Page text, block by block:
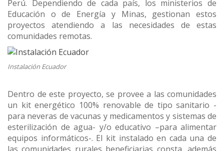
Perú. Dependiendo de cada país, los ministerios de
Educación o de Energía y Minas, gestionan estos
proyectos atendiendo a las necesidades de estas
comunidades remotas.
Instalación Ecuador
Dentro de este proyecto, se provee a las comunidades
un kit energético 100% renovable de tipo sanitario -
para neveras de vacunas y medicamentos y sistemas de
esterilización de agua- y/o educativo –para alimentar
equipos informáticos-. El kit instalado en cada una de